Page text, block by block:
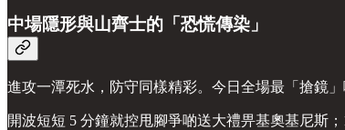
中場隱形與山齊士的「恐慌傳染」
進攻一潭死水，防守同樣精彩。今日全場最「搶鏡
開波短短 5 分鐘就控甩腳爭啲送大禮畀基奧基尼斯